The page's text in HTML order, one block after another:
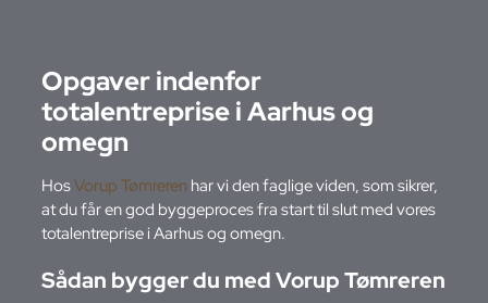
Opgaver indenfor
totalentreprise i Aarhus og
omegn
HosVorup Tømreren har vi den faglige viden, som sikrer,
at du får en god byggeproces fra start til slut med vores
totalentreprise i Aarhus og omegn.
Sådan bygger du med Vorup Tømreren